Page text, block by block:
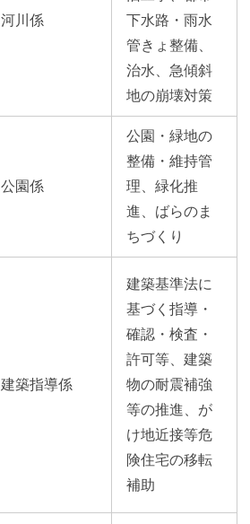
河川係
下水路・雨水
管きょ整備、
治水、急傾斜
地の崩壊対策
公園係
公園・緑地の
整備・維持管
理、緑化推
進、ばらのま
ちづくり
建築指導係
建築基準法に
基づく指導・
確認・検査・
許可等、建築
物の耐震補強
等の推進、が
け地近接等危
険住宅の移転
補助